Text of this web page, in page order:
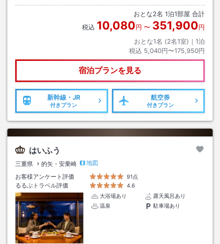
おとな2名 1泊1部屋 合計
税込 10,080円 〜 351,900円
おとな1名 (2名1室)｜ 1泊
税込 5,040円〜175,950円
宿泊プランを見る
新幹線・JR
付きプラン
航空券
付きプラン
はいふう
三重県 的矢・安乗崎
地図
お客様アンケート評価
91点
るるぶトラベル評価
4.6
大浴場あり
露天風呂あり
温泉
駐車場あり